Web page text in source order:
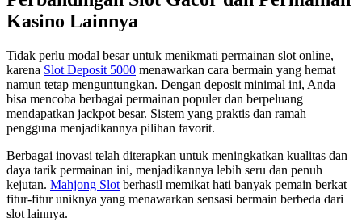
Kasino Lainnya
Tidak perlu modal besar untuk menikmati permainan slot online,
karena Slot Deposit 5000 menawarkan cara bermain yang hemat
namun tetap menguntungkan. Dengan deposit minimal ini, Anda
bisa mencoba berbagai permainan populer dan berpeluang
mendapatkan jackpot besar. Sistem yang praktis dan ramah
pengguna menjadikannya pilihan favorit.
Berbagai inovasi telah diterapkan untuk meningkatkan kualitas dan
daya tarik permainan ini, menjadikannya lebih seru dan penuh
kejutan. Mahjong Slot berhasil memikat hati banyak pemain berkat
fitur-fitur uniknya yang menawarkan sensasi bermain berbeda dari
slot lainnya.